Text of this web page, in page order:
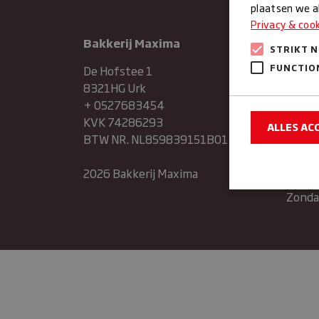
Bakkerij Maxima
De Hofstee 1
8321HG Urk
+ 0527683454
KVK 74286293
BTW NR. NL859839151B01
2026 Bakkerij Maxima
plaatsen we
Privacy &
STRIKT
ALLES
en